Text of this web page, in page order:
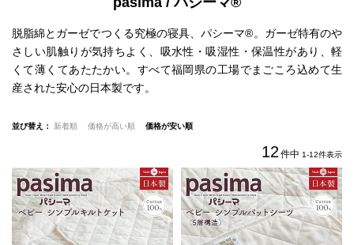
脱脂綿とガーゼでつくる究極の寝具、パシーマ®。 ガーゼ特有のや
さしい肌触りが気持ちよく、吸水性・吸湿性・保温性があり、軽
くて薄くてあたたかい。 すべて福岡県の工場でまごころ込めて生
産された安心の日本製です。
並び替え 新着順 価格が高い順 価格が安い順
12 件中 1-12件表示